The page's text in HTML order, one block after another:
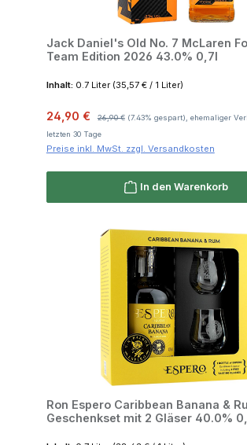
Jack Daniel's Old No. 7 McLaren
Team Edition 2026 43.0% 0,7l
Inhalt: 0.7 Liter (35,57 € / 1 Liter)
Verkaufspreis:
24,90 € 26,90 € (7.43% gespart), ehemaliger
letzten 30 Tage
Preise inkl. MwSt. zzgl. Versandkosten
In den Warenkorb
Ron Espero Caribbean Banana &
Geschenkset mit 2 Gläser 40.0%